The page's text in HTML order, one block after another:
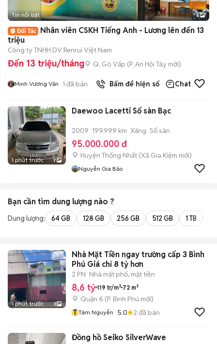
+2
Tin nổi bật 6
Nhân viên CSKH Tiếng Anh - Lương lên đến 13
triệu
Công ty TNHH DV Renrui Việt Nam
Đến 13 triệu/tháng Q. Gò Vấp (P. An Hội Tây mới)
Minh Vương Văn 1 đã bán Bấm để hiện số Chat
1 phút trước 7
Daewoo Lacetti Số sàn Bạc
2009 199.999 km Xăng Số sàn
95.000.000 đ
Huyện Thống Nhất (Xã Gia Kiệm mới)
Nguyễn Gia Bảo
Bạn cần tìm dung lượng nào ?
Dung lượng: 64 GB 128 GB 256 GB 512 GB 1 TB
1 phút trước 3
Nhà Mặt Tiền ngay trường cấp 3 Bình
Phú Giá chỉ 8 tỷ hơn
2 PN Nhà mặt phố, mặt tiền
8,6 tỷ 119 tr/m² 72 m²
Quận 6 (P. Bình Phú mới)
T Tâm Nguyễn 5.0 2 đã bán
Đồng hồ Seiko SilverWave